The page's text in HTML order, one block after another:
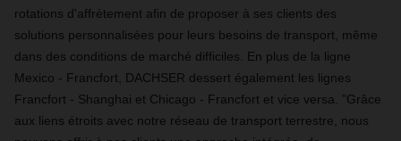
rotations d'affrètement afin de proposer à ses clients des
solutions personnalisées pour leurs besoins de transport, même
dans des conditions de marché difficiles. En plus de la ligne
Mexico - Francfort, DACHSER dessert également les lignes
Francfort - Shanghai et Chicago - Francfort et vice versa. "Grâce
aux liens étroits avec notre réseau de transport terrestre, nous